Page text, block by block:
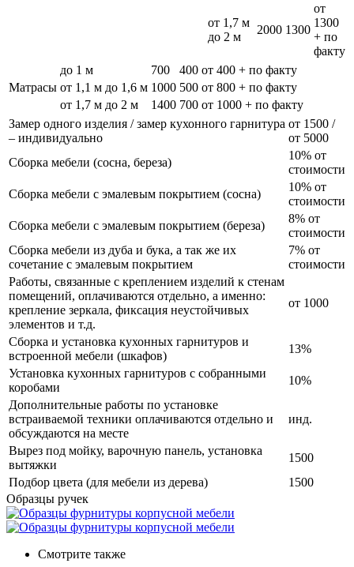
от 1,7 м
до 2 м
2000 1300
от
1300
+ по
факту
Матрасы
до 1 м 700 400 от 400 + по факту
от 1,1 м до 1,6 м 1000 500 от 800 + по факту
от 1,7 м до 2 м
1400 700 от 1000 + по факту
Замер одного изделия / замер кухонного гарнитура
– индивидуально
от 1500 /
от 5000
Сборка мебели (сосна, береза)
10% от
стоимости
Сборка мебели с эмалевым покрытием (сосна)
10% от
стоимости
Сборка мебели с эмалевым покрытием (береза)
8% от
стоимости
Сборка мебели из дуба и бука, а так же их
сочетание с эмалевым покрытием
7% от
стоимости
Работы, связанные с креплением изделий к стенам
помещений, оплачиваются отдельно, а именно:
крепление зеркала, фиксация неустойчивых
элементов и т.д.
от 1000
Сборка и установка кухонных гарнитуров и
встроенной мебели (шкафов)
13%
Установка кухонных гарнитуров с собранными
коробами
10%
Дополнительные работы по установке
встраиваемой техники оплачиваются отдельно и
обсуждаются на месте
инд.
Вырез под мойку, варочную панель, установка
вытяжки
1500
Подбор цвета (для мебели из дерева)
1500
Образцы ручек
Смотрите также